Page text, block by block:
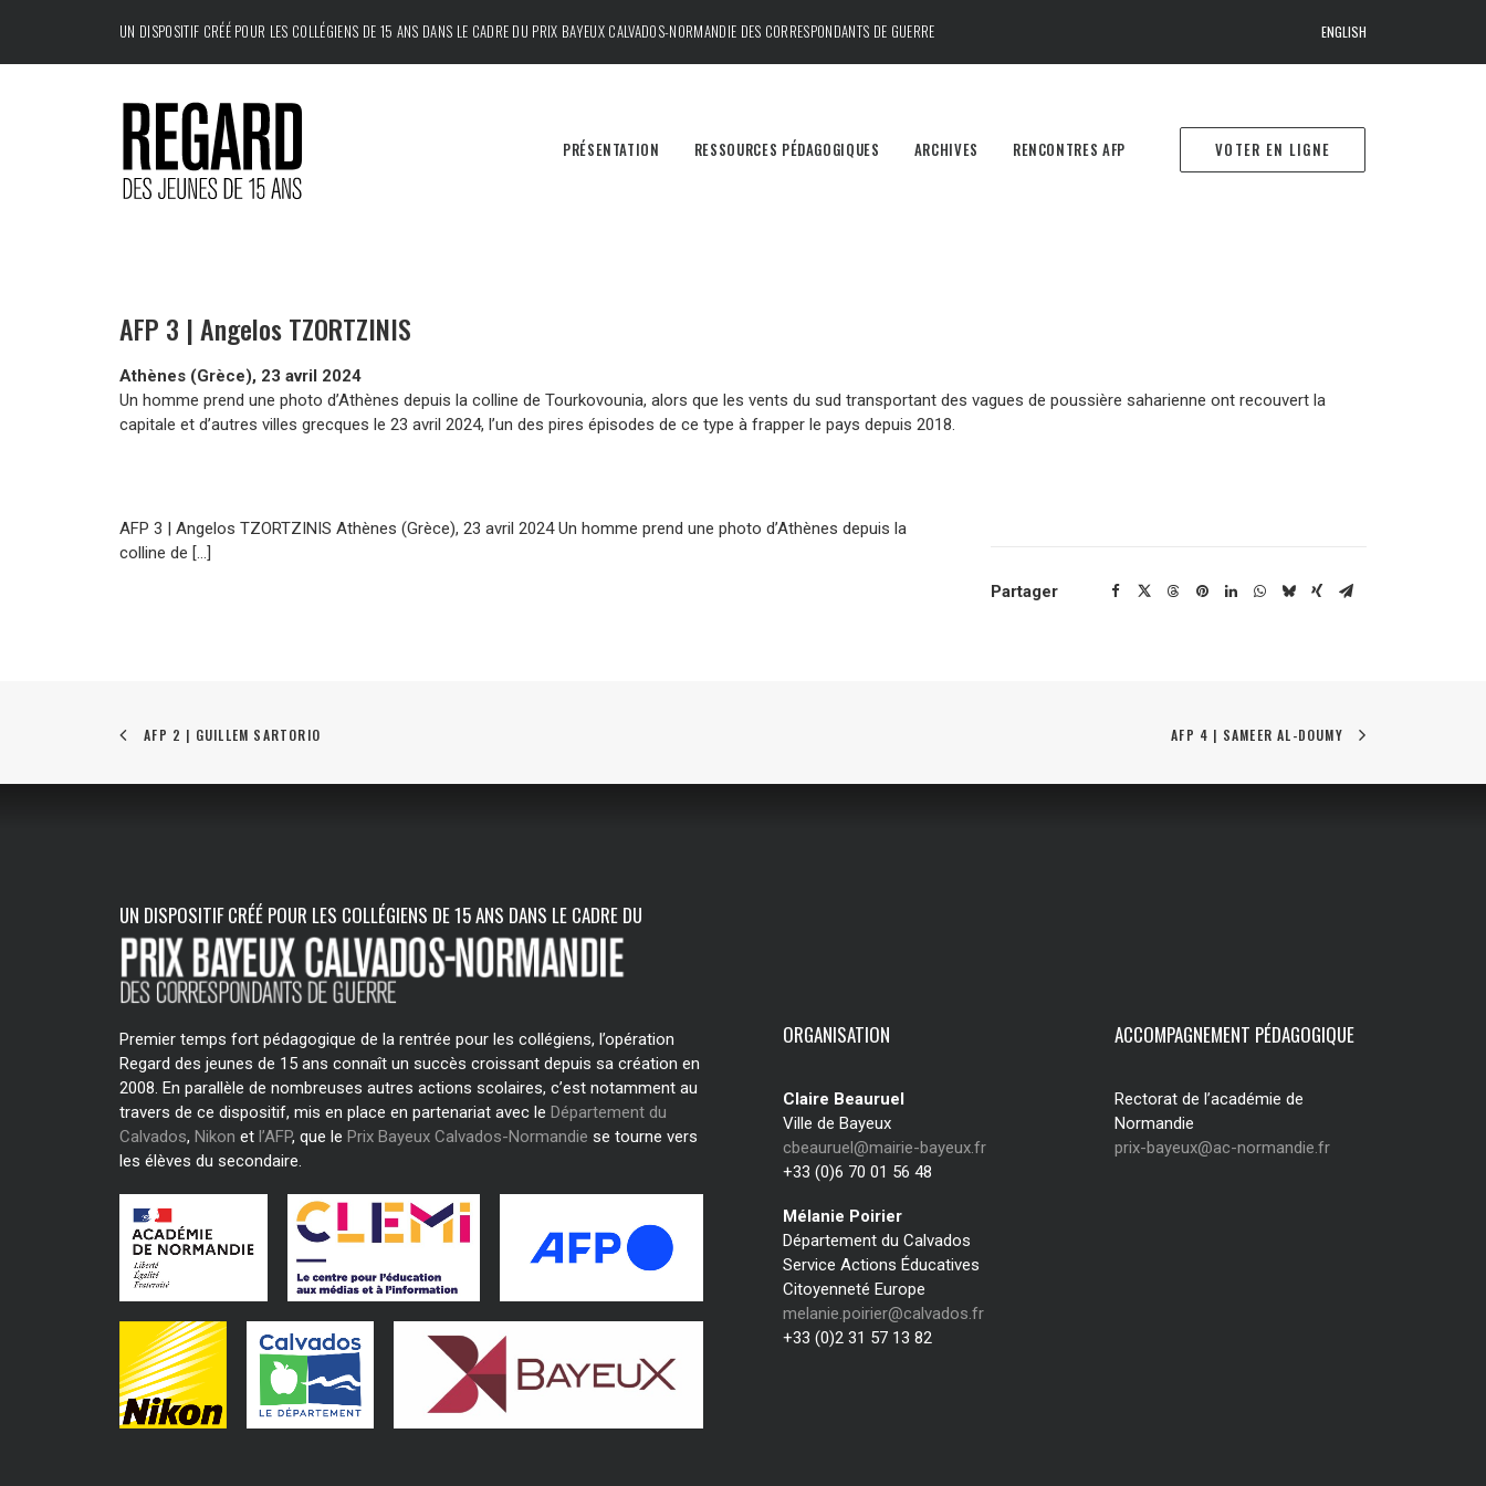
UN DISPOSITIF CRÉÉ POUR LES COLLÉGIENS DE 15 ANS DANS LE CADRE DU PRIX BAYEUX CALVADOS-NORMANDIE DES CORRESPONDANTS DE GUERRE ENGLISH
PRÉSENTATION RESSOURCES PÉDAGOGIQUES ARCHIVES RENCONTRES AFP VOTER EN LIGNE
AFP 3 | Angelos TZORTZINIS
Athènes (Grèce), 23 avril 2024
Un homme prend une photo d’Athènes depuis la colline de Tourkovounia, alors que les vents du sud transportant des vagues de poussière saharienne ont recouvert la
capitale et d’autres villes grecques le 23 avril 2024, l’un des pires épisodes de ce type à frapper le pays depuis 2018.
AFP 3 | Angelos TZORTZINIS Athènes (Grèce), 23 avril 2024 Un homme prend une photo d’Athènes depuis la
colline de […]
Partager
AFP 2 | GUILLEM SARTORIO AFP 4 | SAMEER AL-DOUMY
UN DISPOSITIF CRÉÉ POUR LES COLLÉGIENS DE 15 ANS DANS LE CADRE DU
Premier temps fort pédagogique de la rentrée pour les collégiens, l’opération
Regard des jeunes de 15 ans connaît un succès croissant depuis sa création en
2008. En parallèle de nombreuses autres actions scolaires, c’est notamment au
travers de ce dispositif, mis en place en partenariat avec le Département du
Calvados, Nikon et l’AFP, que le Prix Bayeux Calvados-Normandie se tourne vers
les élèves du secondaire.
ORGANISATION
Claire Beauruel
Ville de Bayeux
cbeauruel@mairie-bayeux.fr
+33 (0)6 70 01 56 48
Mélanie Poirier
Département du Calvados
Service Actions Éducatives
Citoyenneté Europe
melanie.poirier@calvados.fr
+33 (0)2 31 57 13 82
ACCOMPAGNEMENT PÉDAGOGIQUE
Rectorat de l’académie de
Normandie
prix-bayeux@ac-normandie.fr